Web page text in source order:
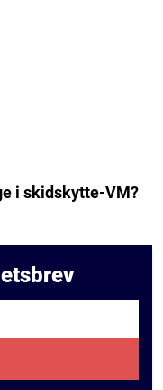
i skidskytte-VM?